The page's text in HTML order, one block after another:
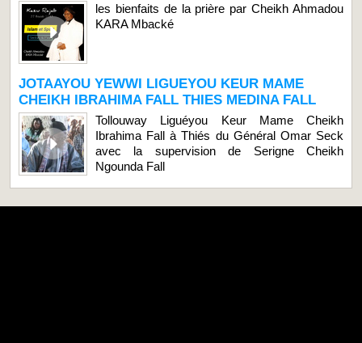
les bienfaits de la prière par Cheikh Ahmadou
KARA Mbacké
JOTAAYOU YEWWI LIGUEYOU KEUR MAME
CHEIKH IBRAHIMA FALL THIES MEDINA FALL
Tollouway Liguéyou Keur Mame Cheikh
Ibrahima Fall à Thiés du Général Omar Seck
avec la supervision de Serigne Cheikh
Ngounda Fall